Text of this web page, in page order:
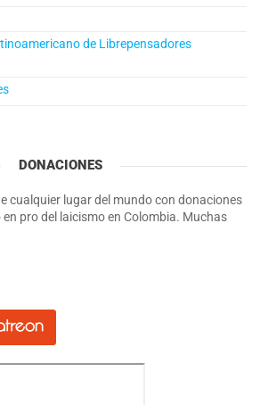
de Librepensadores
DONACIONES
cualquier lugar del mundo con donaciones
pro del laicismo en Colombia. Muchas